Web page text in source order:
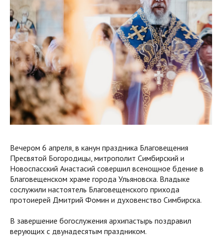
Вечером 6 апреля, в канун праздника Благовещения
Пресвятой Богородицы, митрополит Симбирский и
Новоспасский Анастасий совершил всенощное бдение в
Благовещенском храме города Ульяновска. Владыке
сослужили настоятель Благовещенского прихода
протоиерей Дмитрий Фомин и духовенство Симбирска.
В завершение богослужения архипастырь поздравил
верующих с двунадесятым праздником.